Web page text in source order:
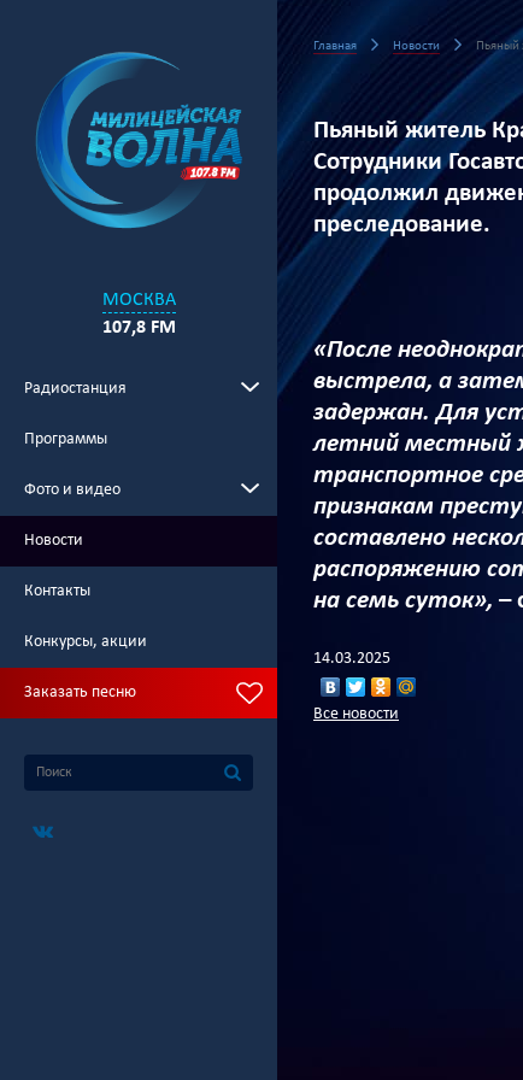
МОСКВА
107,8 FM
Радиостанция
Программы
Фото и видео
Новости
Контакты
Конкурсы, акции
Заказать песню
Главная Новости Пьяный
Пьяный житель
Сотрудники
продолжил
преследование.
«После
выстрела, а
задержан. Для
летний местный
транспортное
признакам
составлено
распоряжению
на семь суток», –
14.03.2025
Все новости